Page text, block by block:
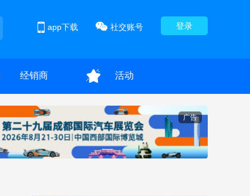
登录
社交账号
app下载
经销商 活动
广告